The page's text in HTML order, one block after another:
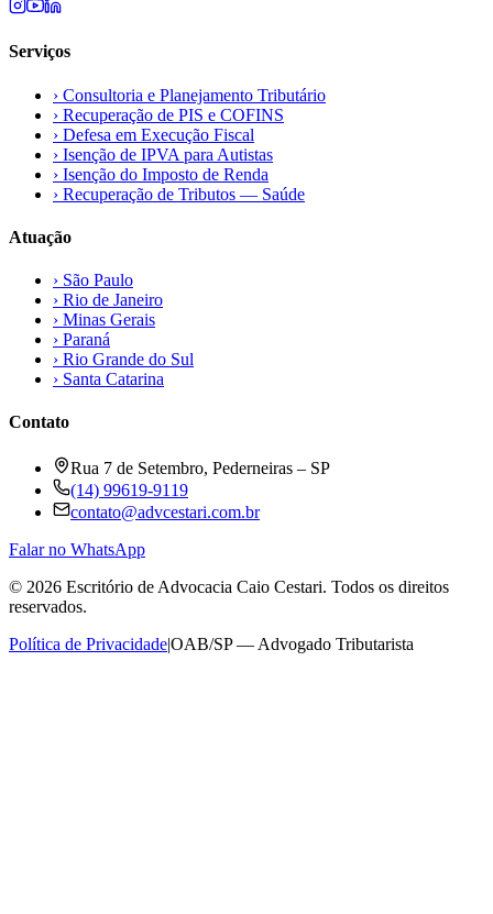
Serviços
› Consultoria e Planejamento Tributário
› Recuperação de PIS e COFINS
› Defesa em Execução Fiscal
› Isenção de IPVA para Autistas
› Isenção do Imposto de Renda
› Recuperação de Tributos — Saúde
Atuação
› São Paulo
› Rio de Janeiro
› Minas Gerais
› Paraná
› Rio Grande do Sul
› Santa Catarina
Contato
Rua 7 de Setembro, Pederneiras – SP
(14) 99619-9119
contato@advcestari.com.br
Falar no WhatsApp
© 2026 Escritório de Advocacia Caio Cestari. Todos os direitos
reservados.
Política de Privacidade|OAB/SP — Advogado Tributarista